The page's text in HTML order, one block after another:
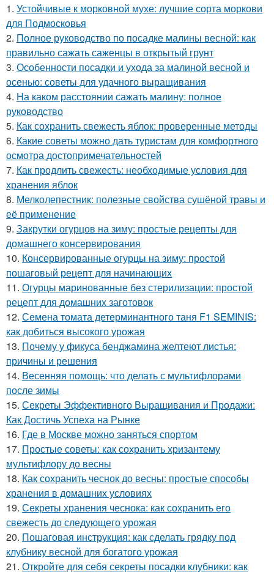
1. Устойчивые к морковной мухе: лучшие сорта моркови
для Подмосковья
2. Полное руководство по посадке малины весной: как
правильно сажать саженцы в открытый грунт
3. Особенности посадки и ухода за малиной весной и
осенью: советы для удачного выращивания
4. На каком расстоянии сажать малину: полное
руководство
5. Как сохранить свежесть яблок: проверенные методы
6. Какие советы можно дать туристам для комфортного
осмотра достопримечательностей
7. Как продлить свежесть: необходимые условия для
хранения яблок
8. Мелколепестник: полезные свойства сушёной травы и
её применение
9. Закрутки огурцов на зиму: простые рецепты для
домашнего консервирования
10. Консервированные огурцы на зиму: простой
пошаговый рецепт для начинающих
11. Огурцы маринованные без стерилизации: простой
рецепт для домашних заготовок
12. Семена томата детерминантного таня F1 SEMINIS:
как добиться высокого урожая
13. Почему у фикуса бенджамина желтеют листья:
причины и решения
14. Весенняя помощь: что делать с мультифлорами
после зимы
15. Секреты Эффективного Выращивания и Продажи:
Как Достичь Успеха на Рынке
16. Где в Москве можно заняться спортом
17. Простые советы: как сохранить хризантему
мультифлору до весны
18. Как сохранить чеснок до весны: простые способы
хранения в домашних условиях
19. Секреты хранения чеснока: как сохранить его
свежесть до следующего урожая
20. Пошаговая инструкция: как сделать грядку под
клубнику весной для богатого урожая
21. Откройте для себя секреты посадки клубники: как